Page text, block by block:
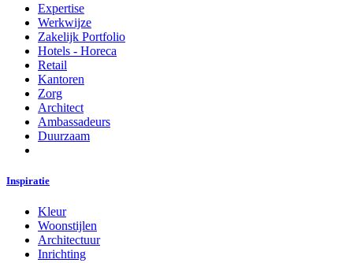
Expertise
Werkwijze
Zakelijk Portfolio
Hotels - Horeca
Retail
Kantoren
Zorg
Architect
Ambassadeurs
Duurzaam
Inspiratie
Kleur
Woonstijlen
Architectuur
Inrichting